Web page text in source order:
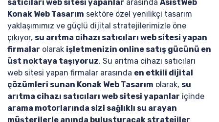
satıcıları web sitesi yapanlar arasında AsistWeb
Konak Web Tasarım sektöre özel yenilikçi tasarım
yaklaşımımız ve güçlü dijital stratejilerimizle öne
çıkıyor, su arıtma cihazı satıcıları web sitesi yapan
firmalar olarak işletmenizin online satış gücünü en
üst noktaya taşıyoruz. Su arıtma cihazı satıcıları
web sitesi yapan firmalar arasında en etkili dijital
çözümleri sunan Konak Web Tasarım olarak, su
arıtma cihazı satıcıları web sitesi yapanlar içinde
arama motorlarında sizi sağlıklı su arayan
müşterilerle anında buluşturacak stratejiler